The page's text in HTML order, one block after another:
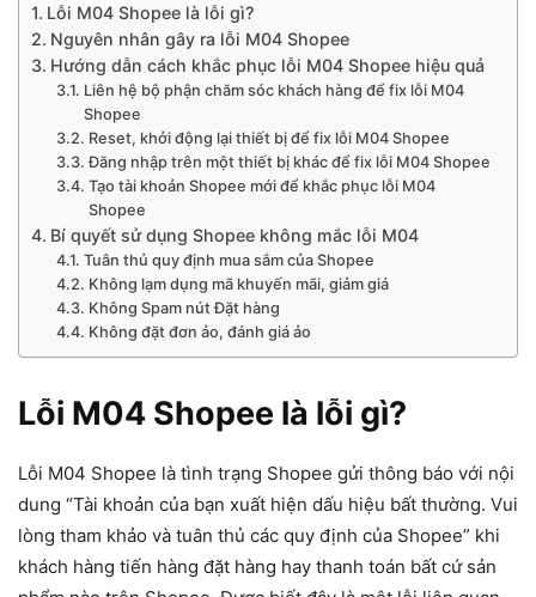
Lỗi M04 Shopee là lỗi gì?
Nguyên nhân gây ra lỗi M04 Shopee
Hướng dẫn cách khắc phục lỗi M04 Shopee hiệu quả
Liên hệ bộ phận chăm sóc khách hàng để fix lỗi M04
Shopee
Reset, khởi động lại thiết bị để fix lỗi M04 Shopee
Đăng nhập trên một thiết bị khác để fix lỗi M04 Shopee
Tạo tài khoản Shopee mới để khắc phục lỗi M04
Shopee
Bí quyết sử dụng Shopee không mắc lỗi M04
Tuân thủ quy định mua sắm của Shopee
Không lạm dụng mã khuyến mãi, giảm giá
Không Spam nút Đặt hàng
Không đặt đơn ảo, đánh giá ảo
Lỗi M04 Shopee là lỗi gì?
Lỗi M04 Shopee là tình trạng Shopee gửi thông báo với nội
dung “Tài khoản của bạn xuất hiện dấu hiệu bất thường. Vui
lòng tham khảo và tuân thủ các quy định của Shopee” khi
khách hàng tiến hàng đặt hàng hay thanh toán bất cứ sản